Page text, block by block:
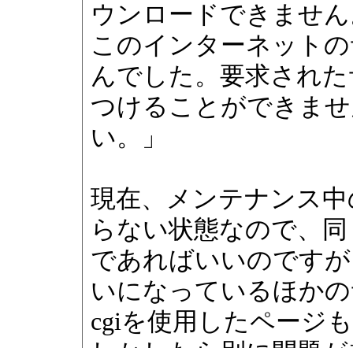
ウンロードできませ
このインターネット
んでした。要求され
つけることができま
い。」
現在、メンテナンス
らない状態なので、
であればいいのです
いになっているほか
cgiを使用したページ